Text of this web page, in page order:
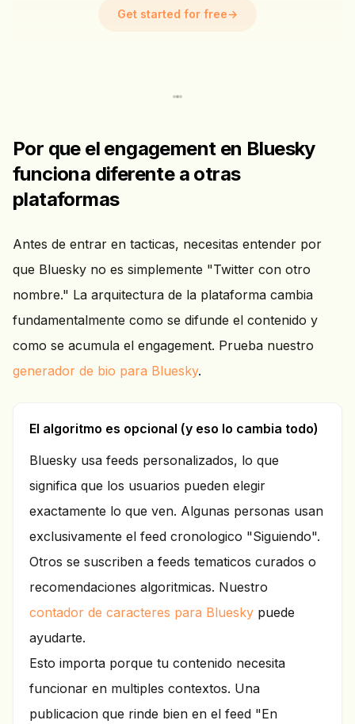
Get started for free→
Por que el engagement en Bluesky
funciona diferente a otras
plataformas
Antes de entrar en tacticas, necesitas entender por
que Bluesky no es simplemente "Twitter con otro
nombre." La arquitectura de la plataforma cambia
fundamentalmente como se difunde el contenido y
como se acumula el engagement. Prueba nuestro
generador de bio para Bluesky.
El algoritmo es opcional (y eso lo cambia todo)
Bluesky usa feeds personalizados, lo que
significa que los usuarios pueden elegir
exactamente lo que ven. Algunas personas usan
exclusivamente el feed cronologico "Siguiendo".
Otros se suscriben a feeds tematicos curados o
recomendaciones algoritmicas. Nuestro
contador de caracteres para Bluesky puede
ayudarte.
Esto importa porque tu contenido necesita
funcionar en multiples contextos. Una
publicacion que rinde bien en el feed "En